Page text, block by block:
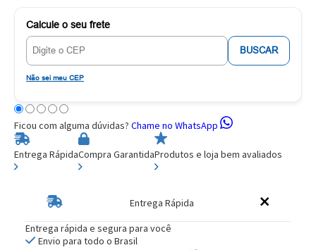
Calcule o seu frete
BUSCAR
Não sei meu CEP
Ficou com alguma dúvidas? Chame no WhatsApp
Entrega RápidaCompra GarantidaProdutos e loja bem avaliados
Entrega Rápida
Entrega rápida e segura para você
Envio para todo o Brasil